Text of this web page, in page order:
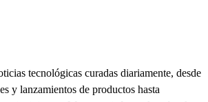
tecnológicas curadas diariamente, desde
y lanzamientos de productos hasta